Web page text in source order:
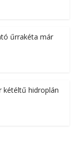
űrrakéta már
kétéltű hidroplán